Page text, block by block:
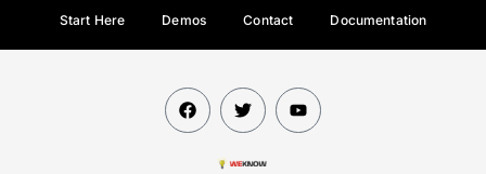
Start Here Demos Contact Documentation